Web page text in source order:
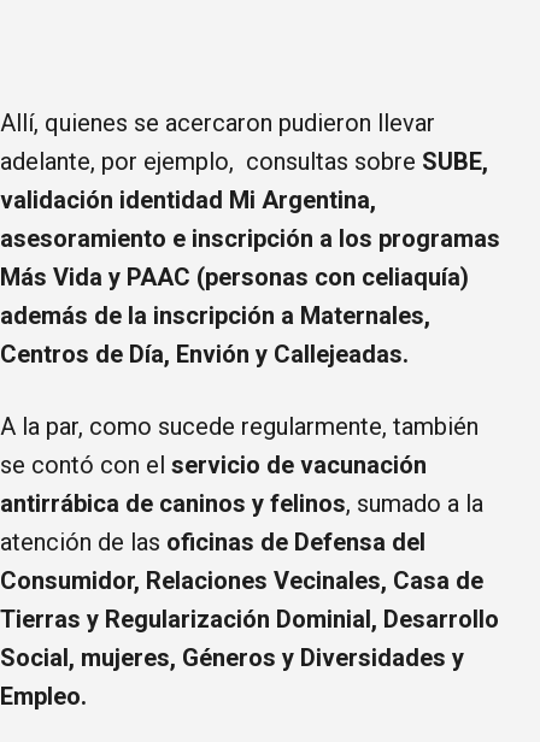
Allí, quienes se acercaron pudieron llevar
adelante, por ejemplo, consultas sobre SUBE,
validación identidad Mi Argentina,
asesoramiento e inscripción a los programas
Más Vida y PAAC (personas con celiaquía)
además de la inscripción a Maternales,
Centros de Día, Envión y Callejeadas.
A la par, como sucede regularmente, también
se contó con el servicio de vacunación
antirrábica de caninos y felinos, sumado a la
atención de las oficinas de Defensa del
Consumidor, Relaciones Vecinales, Casa de
Tierras y Regularización Dominial, Desarrollo
Social, mujeres, Géneros y Diversidades y
Empleo.